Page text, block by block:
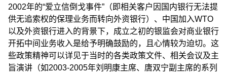
2002年的“爱立信倒戈事件”（即相关客户因国内银行无法提
供无追索权的保理业务而转向外资银行）、中国加入WTO
以及外资银行进入的背景下，成立之初的银监会对商业银行
开拓中间业务收入是给予明确鼓励的，且心情较为迫切。这
些政策精神可以详见于当时的各类政策文件、相关会议及主
旨演讲（如2003-2005年刘明康主席、唐双宁副主席的系列